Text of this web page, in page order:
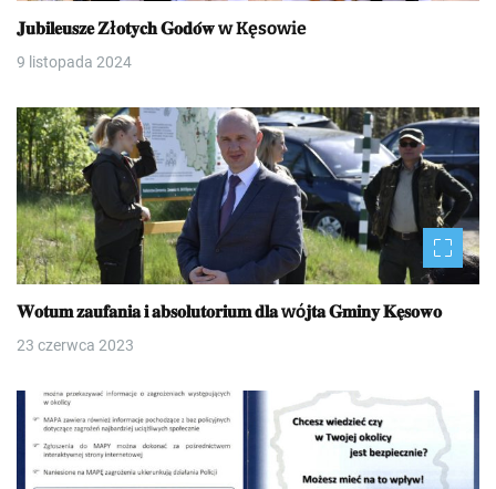
𝐉𝐮𝐛𝐢𝐥𝐞𝐮𝐬𝐳𝐞 𝐙ł𝐨𝐭𝐲𝐜𝐡 𝐆𝐨𝐝𝐨́𝐰 w Kęsowie
9 listopada 2024
𝐖𝐨𝐭𝐮𝐦 𝐳𝐚𝐮𝐟𝐚𝐧𝐢𝐚 𝐢 𝐚𝐛𝐬𝐨𝐥𝐮𝐭𝐨𝐫𝐢𝐮𝐦 𝐝𝐥𝐚 wó𝐣𝐭𝐚 𝐆𝐦𝐢𝐧𝐲 𝐊𝐞̨𝐬𝐨𝐰𝐨
23 czerwca 2023